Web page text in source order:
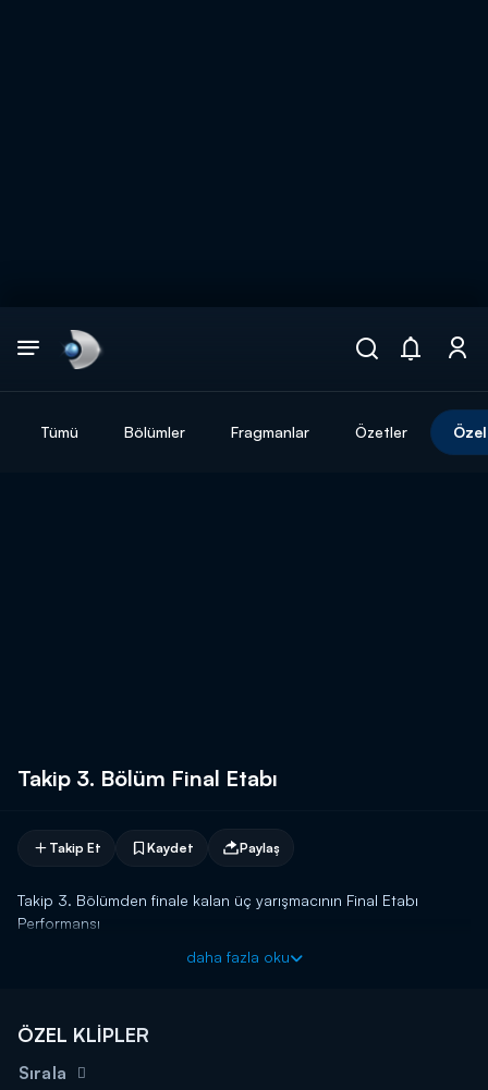
Tümü Bölümler Fragmanlar Özetler
Takip 3. Bölüm Final Etabı
Takip Et Kaydet Paylaş
Takip 3. Bölümden finale kalan üç yarışmacının Final Etabı
Performansı
daha fazla oku
ÖZEL KLİPLER
Sırala